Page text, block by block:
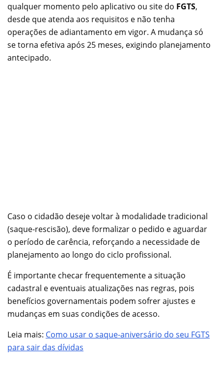
qualquer momento pelo aplicativo ou site do FGTS,
desde que atenda aos requisitos e não tenha
operações de adiantamento em vigor. A mudança só
se torna efetiva após 25 meses, exigindo planejamento
antecipado.
Caso o cidadão deseje voltar à modalidade tradicional
(saque-rescisão), deve formalizar o pedido e aguardar
o período de carência, reforçando a necessidade de
planejamento ao longo do ciclo profissional.
É importante checar frequentemente a situação
cadastral e eventuais atualizações nas regras, pois
benefícios governamentais podem sofrer ajustes e
mudanças em suas condições de acesso.
Leia mais: Como usar o saque-aniversário do seu FGTS
para sair das dívidas